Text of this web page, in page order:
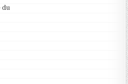
du